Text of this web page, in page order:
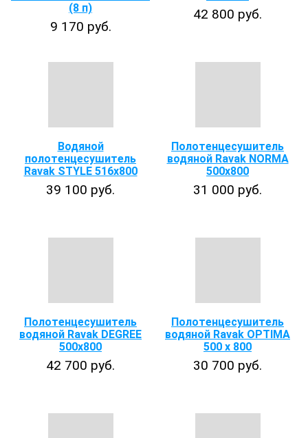
(8 п)
9 170 руб.
42 800 руб.
Водяной
полотенцесушитель
Ravak STYLE 516х800
39 100 руб.
Полотенцесушитель
водяной Ravak NORMA
500х800
31 000 руб.
Полотенцесушитель
водяной Ravak DEGREE
500х800
42 700 руб.
Полотенцесушитель
водяной Ravak OPTIMA
500 x 800
30 700 руб.